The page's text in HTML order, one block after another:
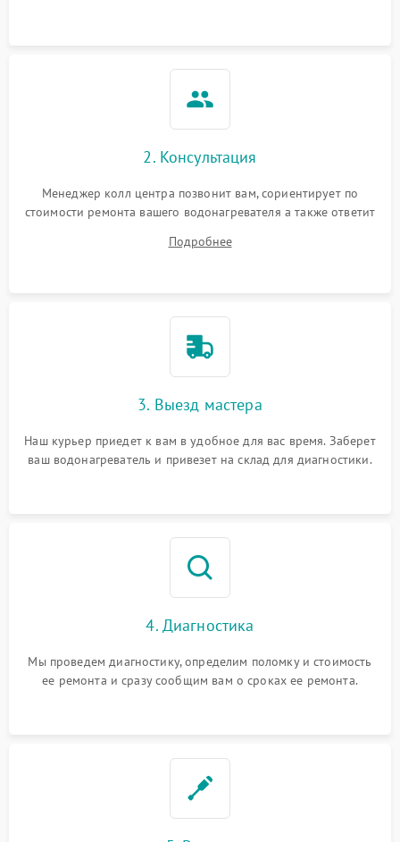
2. Консультация
Менеджер колл центра позвонит вам, сориентирует по
стоимости ремонта вашего водонагревателя а также ответит
Подробнее
3. Выезд мастера
Наш курьер приедет к вам в удобное для вас время. Заберет
ваш водонагреватель и привезет на склад для диагностики.
4. Диагностика
Мы проведем диагностику, определим поломку и стоимость
ее ремонта и сразу сообщим вам о сроках ее ремонта.